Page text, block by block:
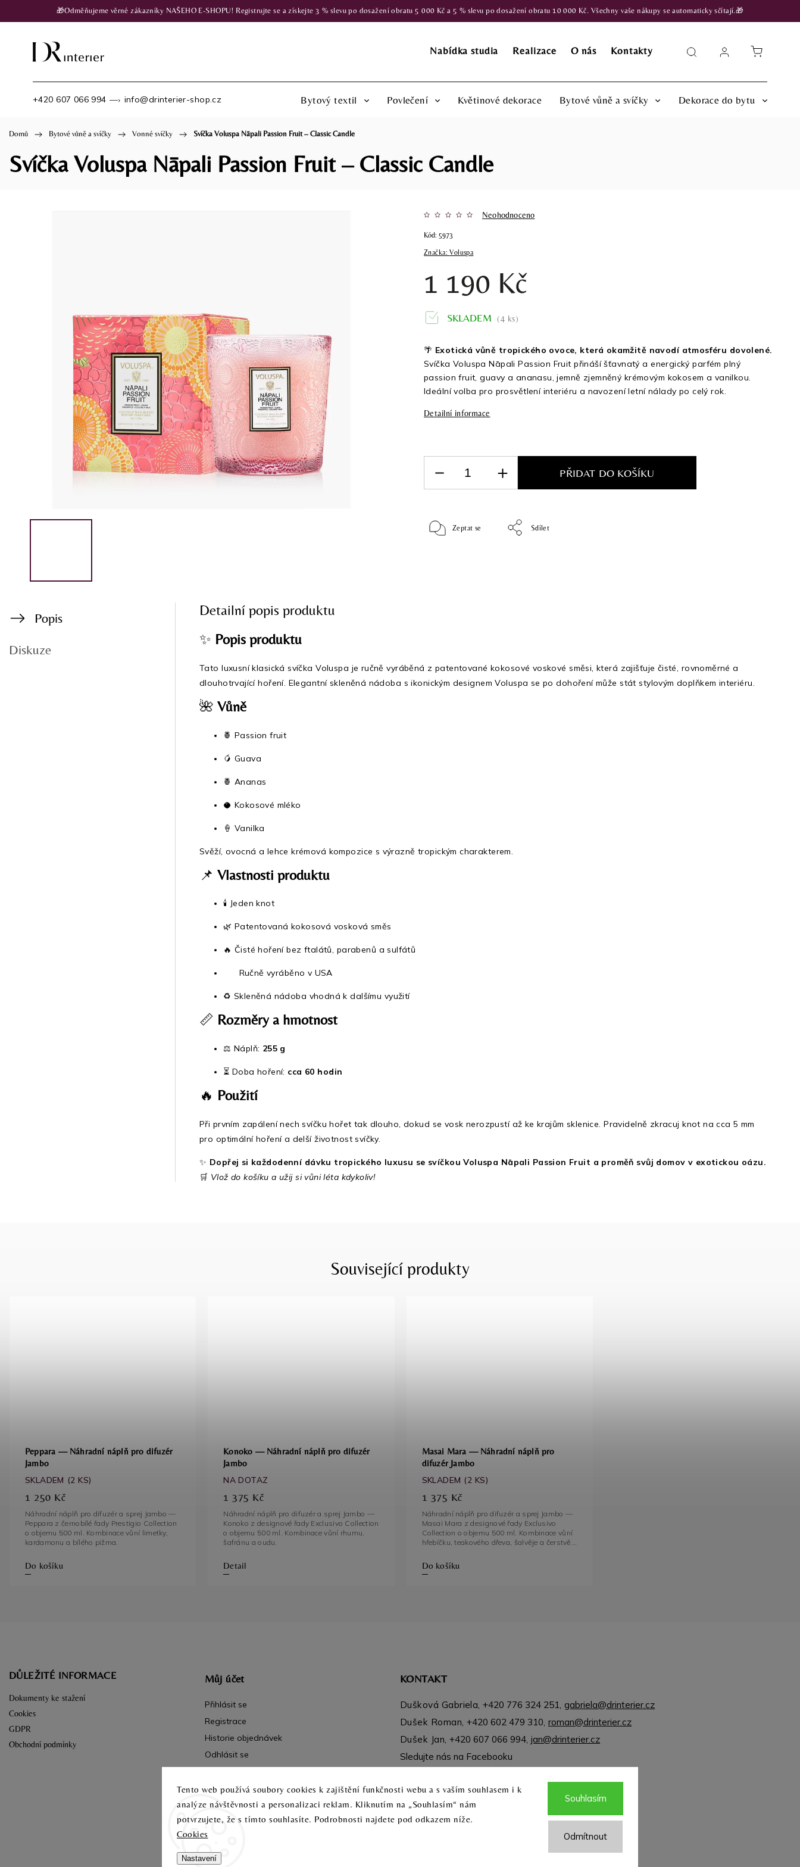
Tento web používá soubory cookies k zajištění funkčnosti webu a s vaším souhlasem i k
analýze návštěvnosti a personalizaci reklam. Kliknutím na „Souhlasím“ nám
potvrzujete, že s tímto souhlasíte. Podrobnosti najdete pod odkazem níže.
Cookies
Nastavení
Odmítnout
Souhlasím
Nabídka studia Realizace O nás Kontakty
+420 607 066 994 —› info@drinterier-shop.cz Bytový textil Povlečení Květinové dekorace Bytové vůně a svíčky Dekorace do bytu
🎁Odměňujeme věrné zákazníky NAŠEHO E-SHOPU! Registrujte se a získejte 3 % slevu po dosažení obratu 5 000 Kč a 5 % slevu po dosažení obratu 10 000 Kč. Všechny vaše nákupy se automaticky sčítají.🎁
Domů / Bytové vůně a svíčky / Vonné svíčky / Svíčka Voluspa Nāpali Passion Fruit – Classic Candle
Svíčka Voluspa Nāpali Passion Fruit – Classic Candle
Značka:Voluspa
Neohodnoceno
1 190 Kč
Kód: 5973
🌴 Exotická vůně tropického ovoce, která okamžitě navodí atmosféru dovolené.
Svíčka Voluspa Nāpali Passion Fruit přináší šťavnatý a energický parfém plný
passion fruit, guavy a ananasu, jemně zjemněný krémovým kokosem a vanilkou.
Ideální volba pro prosvětlení interiéru a navození letní nálady po celý rok.
Detailní informace
SKLADEM (4 ks)
PŘIDAT DO KOŠÍKU
Zeptat se Sdílet
Popis
Diskuze
Detailní popis produktu
✨ Popis produktu
Tato luxusní klasická svíčka Voluspa je ručně vyráběná z patentované kokosové voskové směsi, která zajišťuje čisté, rovnoměrné a
dlouhotrvající hoření. Elegantní skleněná nádoba s ikonickým designem Voluspa se po dohoření může stát stylovým doplňkem interiéru.
🌺 Vůně
🍍 Passion fruit
🥭 Guava
🍍 Ananas
🥥 Kokosové mléko
🍦 Vanilka
Svěží, ovocná a lehce krémová kompozice s výrazně tropickým charakterem.
📌 Vlastnosti produktu
🕯️ Jeden knot
🌿 Patentovaná kokosová vosková směs
🔥 Čisté hoření bez ftalátů, parabenů a sulfátů
Ručně vyráběno v USA
♻️ Skleněná nádoba vhodná k dalšímu využití
📏 Rozměry a hmotnost
⚖️ Náplň: 255 g
⏳ Doba hoření: cca 60 hodin
🔥 Použití
Při prvním zapálení nech svíčku hořet tak dlouho, dokud se vosk nerozpustí až ke krajům sklenice. Pravidelně zkracuj knot na cca 5 mm
pro optimální hoření a delší životnost svíčky.
✨ Dopřej si každodenní dávku tropického luxusu se svíčkou Voluspa Nāpali Passion Fruit a proměň svůj domov v exotickou oázu.
🛒 Vlož do košíku a užij si vůni léta kdykoliv!
Související produkty
Peppara — Náhradní náplň pro difuzér
Jambo
SKLADEM (2 KS)
1 250 Kč
Do košíku
Náhradní náplň pro difuzér a sprej Jambo —
Peppara z černobílé řady Prestigio Collection
o objemu 500 ml. Kombinace vůní limetky,
Konoko — Náhradní náplň pro difuzér
Jambo
NA DOTAZ
1 375 Kč
Detail
Náhradní náplň pro difuzér a sprej Jambo —
Konoko z designové řady Exclusivo Collection
o objemu 500 ml. Kombinace vůní rhumu,
Masai Mara — Náhradní náplň pro
difuzér Jambo
SKLADEM (2 KS)
1 375 Kč
Do košíku
Náhradní náplň pro difuzér a sprej Jambo —
Masai Mara z designové řady Exclusivo
Collection o objemu 500 ml. Kombinace vůní
hřebíčku, teakového dřeva, šalvěje a čerstvě...
DŮLEŽITÉ INFORMACE
Dokumenty ke stažení
Cookies
GDPR
Obchodní podmínky
Můj účet
Přihlásit se
Registrace
Historie objednávek
Odhlásit se
KONTAKT
Dušková Gabriela,+420 776 324 251, gabriela@drinterier.cz
Dušek Roman,+420 602 479 310, roman@drinterier.cz
Dušek Jan,+420 607 066 994,jan@drinterier.cz
Sledujte nás na Facebooku